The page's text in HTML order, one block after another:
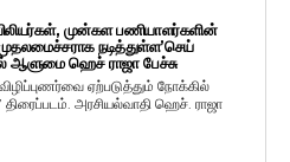
முன்கள பணியாளர்களின்
நடித்துள்ள’செய்
ஆளுமை ஹெச் ராஜா பேச்சு
ஏற்படுத்தும் நோக்கில்
திரைப்படம். அரசியல்வாதி ஹெச். ராஜா